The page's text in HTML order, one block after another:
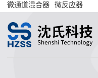
微通道混合器 微反应器